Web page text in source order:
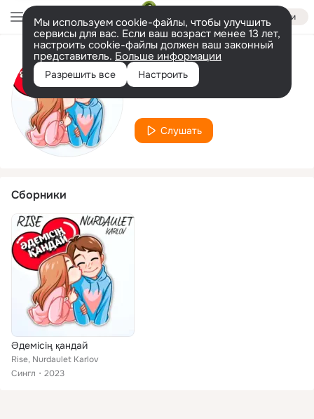
Войти
Мы используем cookie-файлы, чтобы улучшить
сервисы для вас. Если ваш возраст менее 13 лет,
настроить cookie-файлы должен ваш законный
представитель. Больше информации
Разрешить все Настроить
Исполнитель
Nurdaulet Karlov
Слушать
Сборники
Әдемісің қандай
Rise, Nurdaulet Karlov
Сингл
2023